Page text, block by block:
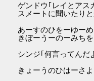
ゲンドウ｢レイとアス
スメートに聞いたり
あーすのひをーゆー
きぼーうーのーみち
シンジ｢何言ってんだ
きょーうのひはーさ